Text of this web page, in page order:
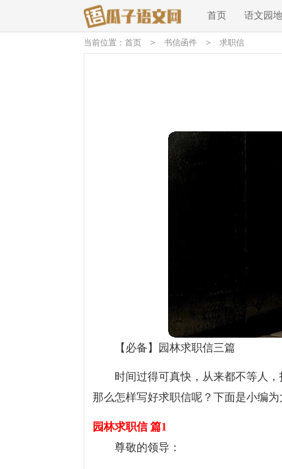
首页 语文园地
当前位置： 首页 > 书信函件 > 求职信
【必备】园林求职信三篇
时间过得可真快，从来都不等人
那么怎样写好求职信呢？下面是小编
园林求职信 篇1
尊敬的领导：